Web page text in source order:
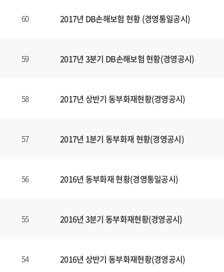
60 2017년 DB손해보험 현황 (경영통일공시)
59 2017년 3분기 DB손해보험 현황(경영공시)
58 2017년 상반기 동부화재현황(경영공시)
57 2017년 1분기 동부화재 현황(경영공시)
56 2016년 동부화재 현황(경영통일공시)
55 2016년 3분기 동부화재현황(경영공시)
54 2016년 상반기 동부화재현황(경영공시)